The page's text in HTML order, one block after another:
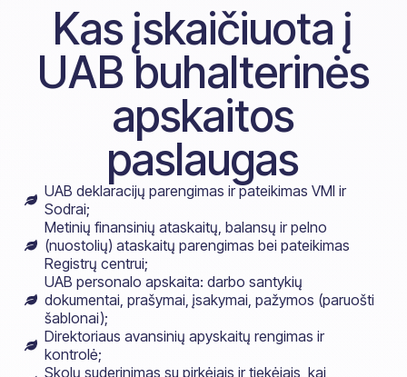
Kas įskaičiuota į
UAB buhalterinės
apskaitos
paslaugas
UAB deklaracijų parengimas ir pateikimas VMI ir
Sodrai;
Metinių finansinių ataskaitų, balansų ir pelno
(nuostolių) ataskaitų parengimas bei pateikimas
Registrų centrui;
UAB personalo apskaita: darbo santykių
dokumentai, prašymai, įsakymai, pažymos (paruošti
šablonai);
Direktoriaus avansinių apyskaitų rengimas ir
kontrolė;
Skolų suderinimas su pirkėjais ir tiekėjais, kai